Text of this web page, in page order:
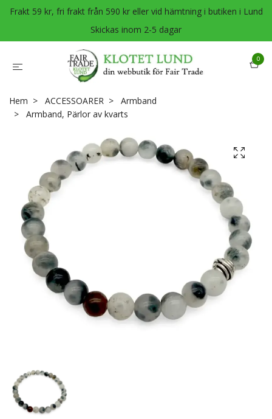
Frakt 59 kr, fri frakt från 590 kr eller vid hämtning i butiken i Lund
Skickas inom 2-5 dagar
0
Hem ACCESSOARER
Armband
Armband, Pärlor av kvarts